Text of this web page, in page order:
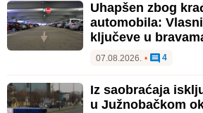
Uhapšen zbog
automobila:
ključeve u
07.08.2026. • 4
Iz saobraćaja
u Južnobačkom